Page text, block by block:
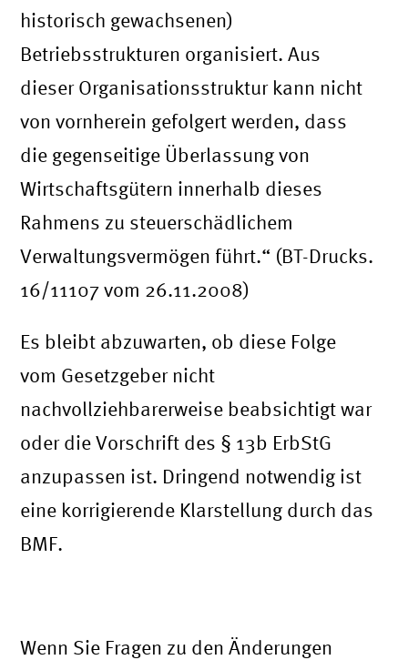
historisch gewachsenen)
Betriebsstrukturen organisiert. Aus
dieser Organisationsstruktur kann nicht
von vornherein gefolgert werden, dass
die gegenseitige Überlassung von
Wirtschaftsgütern innerhalb dieses
Rahmens zu steuerschädlichem
Verwaltungsvermögen führt.“ (BT-Drucks.
16/11107 vom 26.11.2008)
Es bleibt abzuwarten, ob diese Folge
vom Gesetzgeber nicht
nachvollziehbarerweise beabsichtigt war
oder die Vorschrift des § 13b ErbStG
anzupassen ist. Dringend notwendig ist
eine korrigierende Klarstellung durch das
BMF.
Wenn Sie Fragen zu den Änderungen